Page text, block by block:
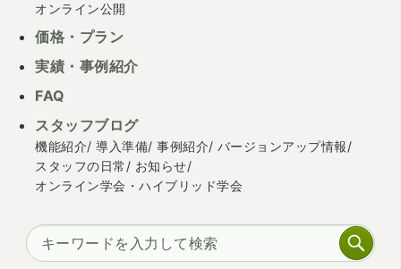
オンライン公開
価格・プラン
実績・事例紹介
FAQ
スタッフブログ
機能紹介 導入準備 事例紹介
バージョンアップ情報
スタッフの日常
お知らせ
オンライン学会・ハイブリッド学会